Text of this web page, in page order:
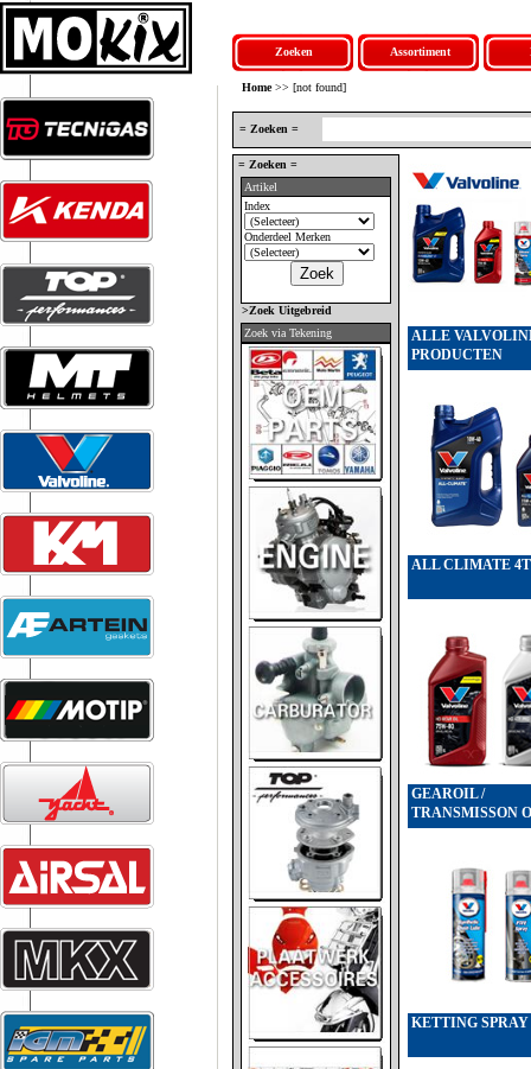
Zoeken Assortiment
Home>> [not found]
= Zoeken =
= Zoeken =
Artikel
Index
Onderdeel Merken
>Zoek Uitgebreid
Zoek via Tekening
ALLE
PRODUCTEN
ALL CLIMATE 4T
GEAROIL /
TRANSMISSON
KETTING SPRAY